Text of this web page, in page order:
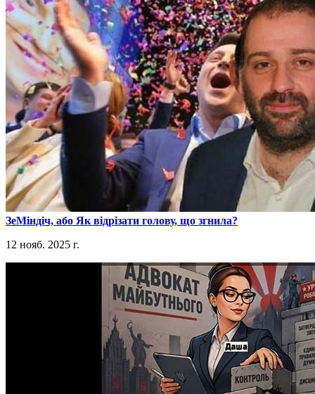
​ЗеМіндіч, або Як відрізати голову, що згнила?
12 нояб. 2025 г.